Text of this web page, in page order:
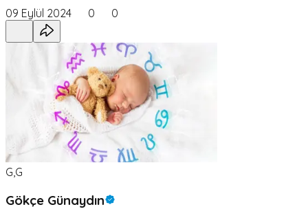
09 Eylül 2024 0 0
G,G
Gökçe Günaydın